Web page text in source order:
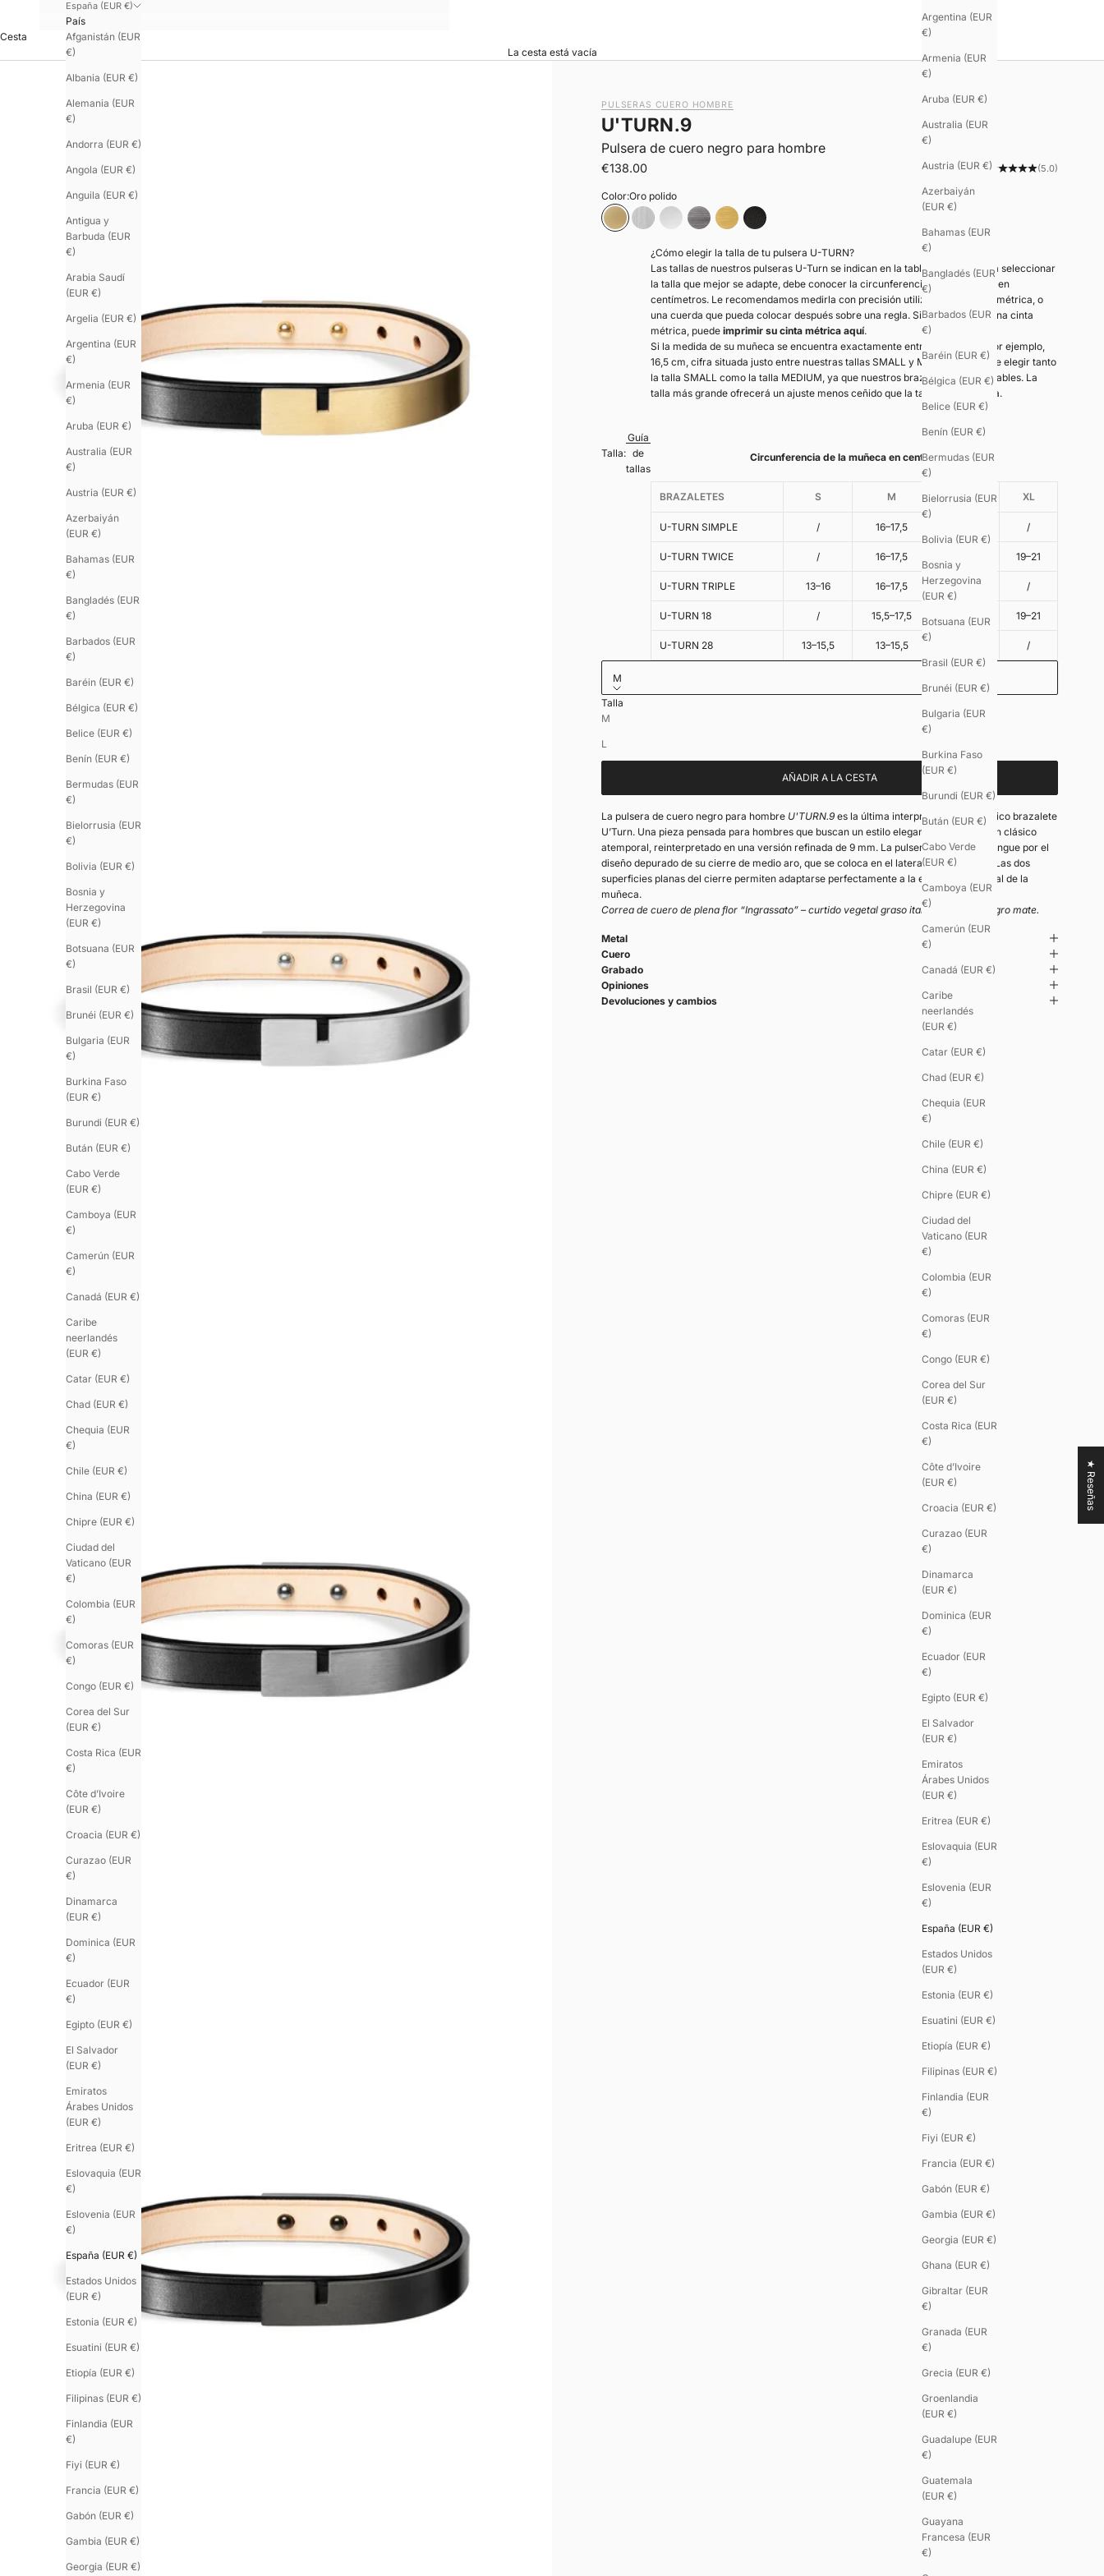
Argentina (EUR
€)
Armenia (EUR
€)
Aruba (EUR €)
Australia (EUR
€)
Austria (EUR €)
Azerbaiyán
(EUR €)
Bahamas (EUR
€)
Bangladés (EUR
€)
Barbados (EUR
€)
Baréin (EUR €)
Bélgica (EUR €)
Belice (EUR €)
Benín (EUR €)
Bermudas (EUR
€)
Bielorrusia (EUR
€)
Bolivia (EUR €)
Bosnia y
Herzegovina
(EUR €)
Botsuana (EUR
€)
Brasil (EUR €)
Brunéi (EUR €)
Bulgaria (EUR
€)
Burkina Faso
(EUR €)
Burundi (EUR €)
Bután (EUR €)
Cabo Verde
(EUR €)
Camboya (EUR
€)
Camerún (EUR
€)
Canadá (EUR €)
Caribe
neerlandés
(EUR €)
Catar (EUR €)
Chad (EUR €)
Chequia (EUR
€)
Chile (EUR €)
China (EUR €)
Chipre (EUR €)
Ciudad del
Vaticano (EUR
€)
Colombia (EUR
€)
Comoras (EUR
€)
Congo (EUR €)
Corea del Sur
(EUR €)
Costa Rica (EUR
€)
Côte d’Ivoire
(EUR €)
Croacia (EUR €)
Curazao (EUR
€)
Dinamarca
(EUR €)
Dominica (EUR
€)
Ecuador (EUR
€)
Egipto (EUR €)
El Salvador
(EUR €)
Emiratos
Árabes Unidos
(EUR €)
Eritrea (EUR €)
Eslovaquia (EUR
€)
Eslovenia (EUR
€)
España (EUR €)
Estados Unidos
(EUR €)
Estonia (EUR €)
Esuatini (EUR €)
Etiopía (EUR €)
Filipinas (EUR €)
Finlandia (EUR
€)
Fiyi (EUR €)
Francia (EUR €)
Gabón (EUR €)
Gambia (EUR €)
Georgia (EUR €)
Ghana (EUR €)
Gibraltar (EUR
€)
Granada (EUR
€)
Grecia (EUR €)
Groenlandia
(EUR €)
Guadalupe (EUR
€)
Guatemala
(EUR €)
Guayana
Francesa (EUR
€)
España (EUR €)
País
Afganistán (EUR
€)
Albania (EUR €)
Alemania (EUR
€)
Andorra (EUR €)
Angola (EUR €)
Anguila (EUR €)
Antigua y
Barbuda (EUR
€)
Arabia Saudí
(EUR €)
Argelia (EUR €)
Argentina (EUR
€)
Armenia (EUR
€)
Aruba (EUR €)
Australia (EUR
€)
Austria (EUR €)
Azerbaiyán
(EUR €)
Bahamas (EUR
€)
Bangladés (EUR
€)
Barbados (EUR
€)
Baréin (EUR €)
Bélgica (EUR €)
Belice (EUR €)
Benín (EUR €)
Bermudas (EUR
€)
Bielorrusia (EUR
€)
Bolivia (EUR €)
Bosnia y
Herzegovina
(EUR €)
Botsuana (EUR
€)
Brasil (EUR €)
Brunéi (EUR €)
Bulgaria (EUR
€)
Burkina Faso
(EUR €)
Burundi (EUR €)
Bután (EUR €)
Cabo Verde
(EUR €)
Camboya (EUR
€)
Camerún (EUR
€)
Canadá (EUR €)
Caribe
neerlandés
(EUR €)
Catar (EUR €)
Chad (EUR €)
Chequia (EUR
€)
Chile (EUR €)
China (EUR €)
Chipre (EUR €)
Ciudad del
Vaticano (EUR
€)
Colombia (EUR
€)
Comoras (EUR
€)
Congo (EUR €)
Corea del Sur
(EUR €)
Costa Rica (EUR
€)
Côte d’Ivoire
(EUR €)
Croacia (EUR €)
Curazao (EUR
€)
Dinamarca
(EUR €)
Dominica (EUR
€)
Ecuador (EUR
€)
Egipto (EUR €)
El Salvador
(EUR €)
Emiratos
Árabes Unidos
(EUR €)
Eritrea (EUR €)
Eslovaquia (EUR
€)
Eslovenia (EUR
€)
España (EUR €)
Estados Unidos
(EUR €)
Estonia (EUR €)
Esuatini (EUR €)
Etiopía (EUR €)
Filipinas (EUR €)
Finlandia (EUR
€)
Fiyi (EUR €)
Francia (EUR €)
Gabón (EUR €)
Gambia (EUR €)
Georgia (EUR €)
Cesta
La cesta está vacía
PULSERAS CUERO HOMBRE
Pulsera de cuero negro para hombre
|
U'TURN.9
Precio de oferta
€138.00 (5.0)
Color:Oro polido
Oro polidoPlata matePlata polido
GunmetalOro mateNegro mate
Talla:
Guía
de
tallas
¿Cómo elegir la talla de tu pulsera U-TURN?
Las tallas de nuestros pulseras U-Turn se indican en la tabla siguiente. Para seleccionar
la talla que mejor se adapte, debe conocer la circunferencia de su muñeca en
centímetros. Le recomendamos medirla con precisión utilizando una cinta métrica, o
una cuerda que pueda colocar después sobre una regla. Si no dispone de una cinta
métrica, puede imprimir su cinta métrica aquí.
Si la medida de su muñeca se encuentra exactamente entre dos tallas —por ejemplo,
16,5 cm, cifra situada justo entre nuestras tallas SMALL y MEDIUM—, puede elegir tanto
la talla SMALL como la talla MEDIUM, ya que nuestros brazaletes son ajustables. La
talla más grande ofrecerá un ajuste menos ceñido que la talla más pequeña.
Circunferencia de la muñeca en centímetros
BRAZALETES S M L XL
U-TURN SIMPLE / 16–17,5 /
U-TURN TWICE / 16–17,5 19–21
U-TURN TRIPLE 13–16 16–17,5 / /
U-TURN 18 / 15,5–17,5 17,5–19 19–21
U-TURN 28 13–15,5 13–15,5 /
M
Talla
M
L
AÑADIR A LA CESTA
La pulsera de cuero negro para hombre U'TURN.9 es la última interpretación del icónico brazalete
U’Turn. Una pieza pensada para hombres que buscan un estilo elegante y decidido. Un clásico
atemporal, reinterpretado en una versión refinada de 9 mm. La pulsera U’Turn se distingue por el
diseño depurado de su cierre de medio aro, que se coloca en el lateral de la muñeca. Las dos
superficies planas del cierre permiten adaptarse perfectamente a la ergonomía natural de la
muñeca.
Correa de cuero de plena flor “Ingrassato” – curtido vegetal graso italiano – cierre negro mate.
Metal
Cuero
Grabado
Opiniones
Devoluciones y cambios
★ Reseñas